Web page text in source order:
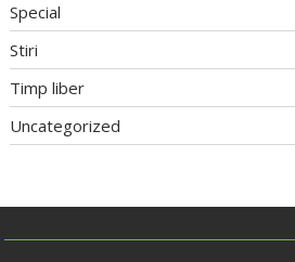
Special
Stiri
Timp liber
Uncategorized